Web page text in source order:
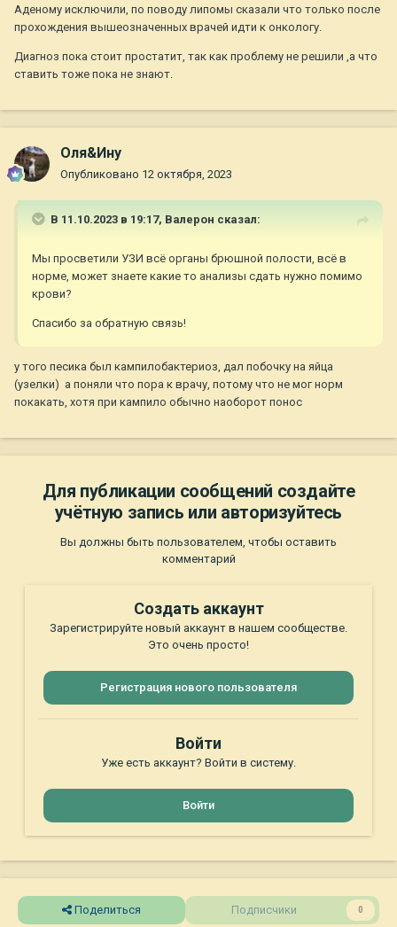
Аденому исключили, по поводу липомы сказали что только после
прохождения вышеозначенных врачей идти к онкологу.
Диагноз пока стоит простатит, так как проблему не решили ,а что
ставить тоже пока не знают.
Оля&Ину
Опубликовано 12 октября, 2023
В 11.10.2023 в 19:17, Валерон сказал:
Мы просветили УЗИ всё органы брюшной полости, всё в
норме, может знаете какие то анализы сдать нужно помимо
крови?
Спасибо за обратную связь!
у того песика был кампилобактериоз, дал побочку на яйца
(узелки) а поняли что пора к врачу, потому что не мог норм
покакать, хотя при кампило обычно наоборот понос
Для публикации сообщений создайте
учётную запись или авторизуйтесь
Вы должны быть пользователем, чтобы оставить
комментарий
Создать аккаунт
Зарегистрируйте новый аккаунт в нашем сообществе.
Это очень просто!
Регистрация нового пользователя
Войти
Уже есть аккаунт? Войти в систему.
Войти
Поделиться Подписчики 0